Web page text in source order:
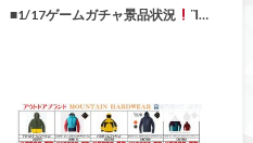
■1/17ゲームガチャ景品状況 Ἲ…